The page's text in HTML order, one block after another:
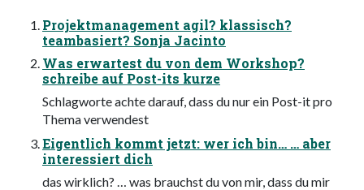
Projektmanagement agil? klassisch?
teambasiert? Sonja Jacinto
Was erwartest du von dem Workshop?
schreibe auf Post-its kurze
Schlagworte achte darauf, dass du nur ein Post-it pro
Thema verwendest
Eigentlich kommt jetzt: wer ich bin… … aber
interessiert dich
das wirklich? … was brauchst du von mir, dass du mir